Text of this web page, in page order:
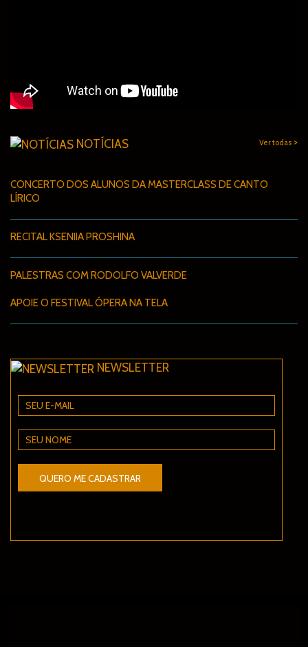
NOTÍCIAS Ver todas >
CONCERTO DOS ALUNOS DA MASTERCLASS DE CANTO
LÍRICO
RECITAL KSENIIA PROSHINA
PALESTRAS COM RODOLFO VALVERDE
APOIE O FESTIVAL ÓPERA NA TELA
NEWSLETTER